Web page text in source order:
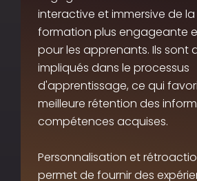
interactive et immersive de la
formation plus engageante
pour les apprenants. Ils sont
impliqués dans le processus
d'apprentissage, ce qui
meilleure rétention des
compétences acquises.
Personnalisation et
permet de fournir des